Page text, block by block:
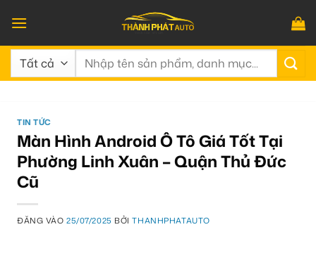
qua
nội
dung
Tìm
TIN TỨC
Màn Hình Android Ô Tô Giá Tốt Tại
Phường Linh Xuân – Quận Thủ Đức
Cũ
ĐĂNG VÀO25/07/2025 BỞITHANHPHATAUTO